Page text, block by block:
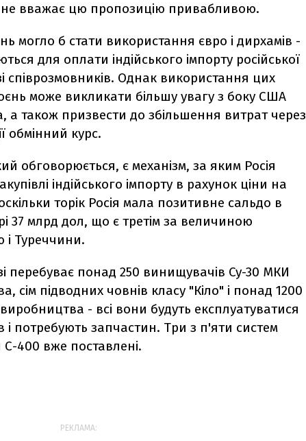
не вважає цю пропозицію привабливою.
могло б стати використання євро і дирхамів -
для оплати індійського імпорту російської
співрозмовників. Однак використання цих
може викликати більшу увагу з боку США
а також призвести до збільшення витрат через
обмінний курс.
обговорюється, є механізм, за яким Росія
індійського імпорту в рахунок ціни на
торік Росія мала позитивне сальдо в
37 млрд дол, що є третім за величиною
і Туреччини.
перебуває понад 250 винищувачів Су-30 МКИ
сім підводних човнів класу "Кіло" і понад 1200
- всі вони будуть експлуатуватися
і потребують запчастин. Три з п'яти систем
400 вже поставлені.
РЕКЛАМА: